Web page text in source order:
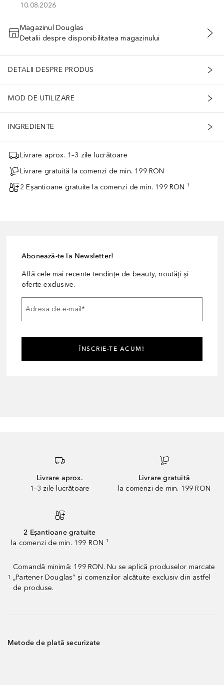
10.08.2026
ADĂUGAȚI ÎN COŞ
Magazinul Douglas
Detalii despre disponibilitatea magazinului
DETALII DESPRE PRODUS
MOD DE UTILIZARE
INGREDIENTE
Livrare aprox. 1–3 zile lucrătoare
Livrare gratuită la comenzi de min. 199 RON
2 Eșantioane gratuite la comenzi de min. 199 RON ¹
Abonează-te la Newsletter!
Află cele mai recente tendințe de beauty, noutăți și
oferte exclusive.
Adresa de e-mail*
ÎNSCRIE-TE ACUM!
Livrare aprox.
1–3 zile lucrătoare
Livrare gratuită
la comenzi de min. 199 RON
2 Eșantioane gratuite
la comenzi de min. 199 RON ¹
1
Comandă minimă: 199 RON. Nu se aplică produselor marcate
„Partener Douglas” și comenzilor alcătuite exclusiv din astfel
de produse.
Metode de plată securizate